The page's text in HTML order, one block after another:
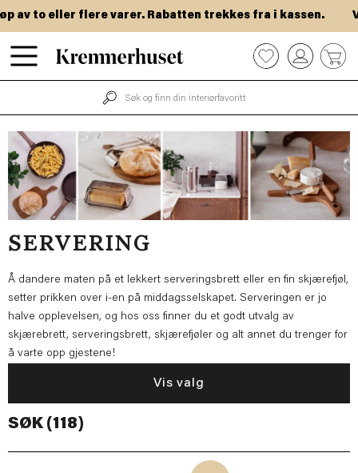
Hopp
til
hovedinnhold
to eller flere varer. Rabatten trekkes fra i kassen.
0
SERVERING
Å dandere maten på et lekkert serveringsbrett eller en fin skjærefjøl,
setter prikken over i-en på middagsselskapet. Serveringen er jo
halve opplevelsen, og hos oss finner du et godt utvalg av
skjærebrett, serveringsbrett, skjærefjøler og alt annet du trenger for
å varte opp gjestene!
Vis valg
SØK (118)